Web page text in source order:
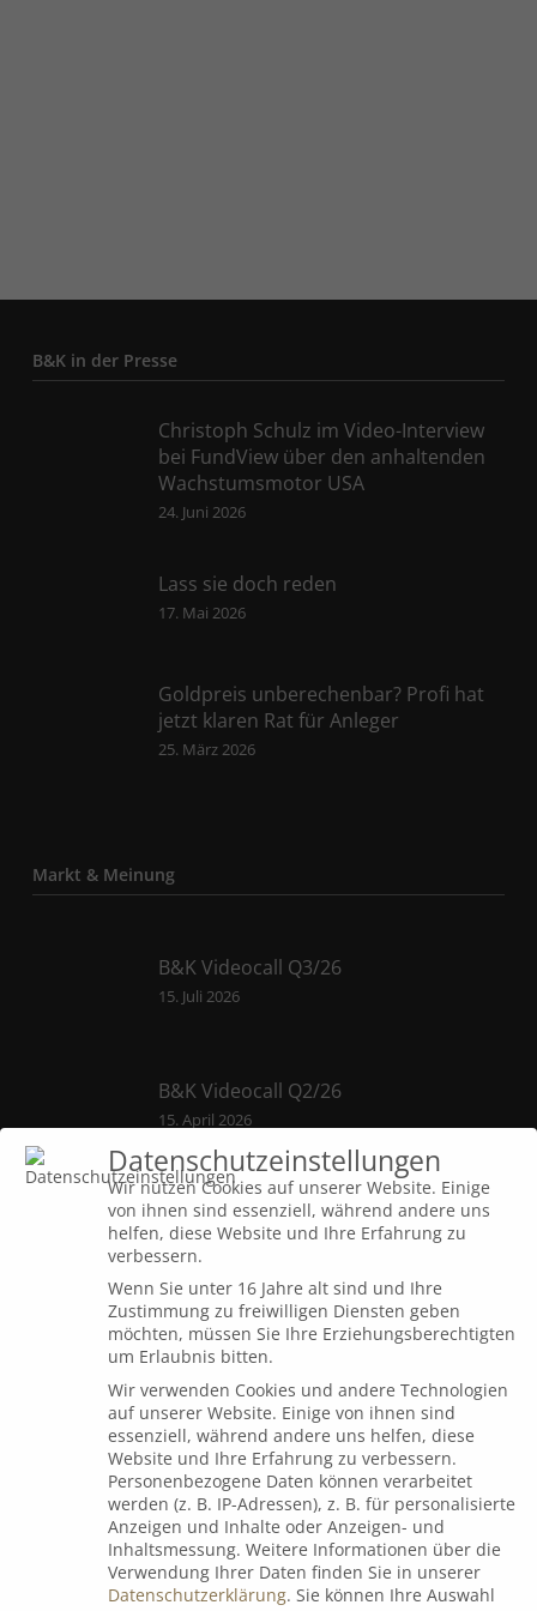
B&K in der Presse
Christoph Schulz im Video-Interview
bei FundView über den anhaltenden
Wachstumsmotor USA
24. Juni 2026
Lass sie doch reden
17. Mai 2026
Goldpreis unberechenbar? Profi hat
jetzt klaren Rat für Anleger
25. März 2026
Markt & Meinung
B&K Videocall Q3/26
15. Juli 2026
B&K Videocall Q2/26
15. April 2026
B&K Videocall Q1/26
7. Januar 2026
Espressorunde mit Uli Voigt
9. Juli 2026
B&K Next Generation Days 2026
Datenschutzeinstellungen
Wir nutzen Cookies auf unserer Website. Einige
von ihnen sind essenziell, während andere uns
helfen, diese Website und Ihre Erfahrung zu
verbessern.
Wenn Sie unter 16 Jahre alt sind und Ihre
Zustimmung zu freiwilligen Diensten geben
möchten, müssen Sie Ihre Erziehungsberechtigten
um Erlaubnis bitten.
Wir verwenden Cookies und andere Technologien
auf unserer Website. Einige von ihnen sind
essenziell, während andere uns helfen, diese
Website und Ihre Erfahrung zu verbessern.
Personenbezogene Daten können verarbeitet
werden (z. B. IP-Adressen), z. B. für personalisierte
Anzeigen und Inhalte oder Anzeigen- und
Inhaltsmessung. Weitere Informationen über die
Verwendung Ihrer Daten finden Sie in unserer
Datenschutzerklärung. Sie können Ihre Auswahl